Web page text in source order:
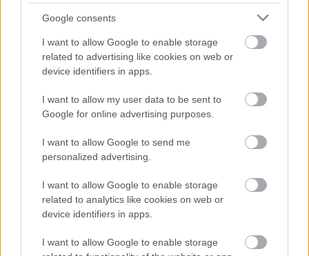
Google consents
I want to allow Google to enable storage
related to advertising like cookies on web or
device identifiers in apps.
I want to allow my user data to be sent to
Google for online advertising purposes.
I want to allow Google to send me
personalized advertising.
I want to allow Google to enable storage
related to analytics like cookies on web or
device identifiers in apps.
I want to allow Google to enable storage
a Mars emberi elérése már a szövetségi politikai
is megerősít. Ezekből kifolyólag „természetesen”
következett, hogy az addig általa elutasított Trump
Jeff Bezos: A hódoló tartományúr
Jeff Bezos és Trump viszonya nem volt olyan
is a „woke” ideológiának megfelelő módon
irányította és szervezete meg vállalatait, (ez
nevű streamingplatform felhozatalán is),